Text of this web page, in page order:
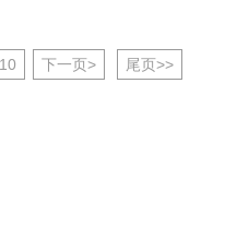
10 下一页> 尾页>>